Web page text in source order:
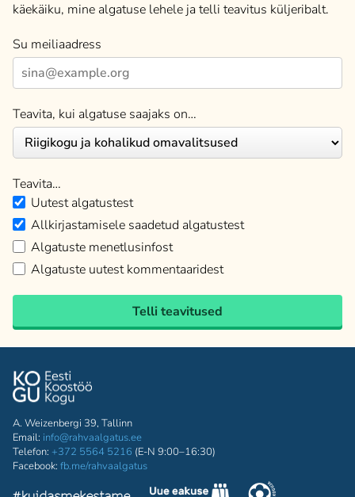
käekäiku, mine algatuse lehele ja telli teavitus küljeribalt.
Su meiliaadress
Teavita, kui algatuse saajaks on…
Teavita…
Uutest algatustest
Allkirjastamisele saadetud algatustest
Algatuste menetlusinfost
Algatuste uutest kommentaaridest
Telli teavitused
A. Weizenbergi 39, Tallinn
Email: info@rahvaalgatus.ee
Telefon: +372 5564 5216 (E-N 9:00–16:30)
Facebook: fb.me/rahvaalgatus